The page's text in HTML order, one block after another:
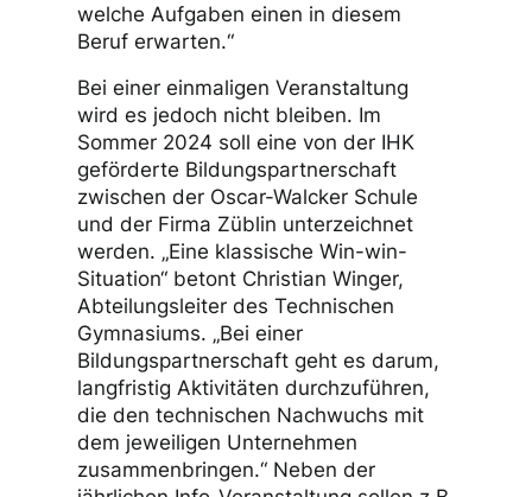
welche Aufgaben einen in diesem
Beruf erwarten.“
Bei einer einmaligen Veranstaltung
wird es jedoch nicht bleiben. Im
Sommer 2024 soll eine von der IHK
geförderte Bildungspartnerschaft
zwischen der Oscar-Walcker Schule
und der Firma Züblin unterzeichnet
werden. „Eine klassische Win-win-
Situation“ betont Christian Winger,
Abteilungsleiter des Technischen
Gymnasiums. „Bei einer
Bildungspartnerschaft geht es darum,
langfristig Aktivitäten durchzuführen,
die den technischen Nachwuchs mit
dem jeweiligen Unternehmen
zusammenbringen.“ Neben der